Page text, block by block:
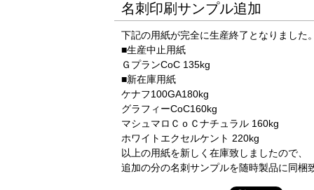
名刺印刷サンプル追加
下記の用紙が完全に生産終了となりました
■生産中止用紙
ＧプランCoC 135kg
■新在庫用紙
ケナフ100GA180kg
グラフィーCoC160kg
マシュマロＣｏＣナチュラル 160kg
ホワイトエクセルケント 220kg
以上の用紙を新しく在庫致しましたので、
追加の分の名刺サンプルを随時製品に同梱